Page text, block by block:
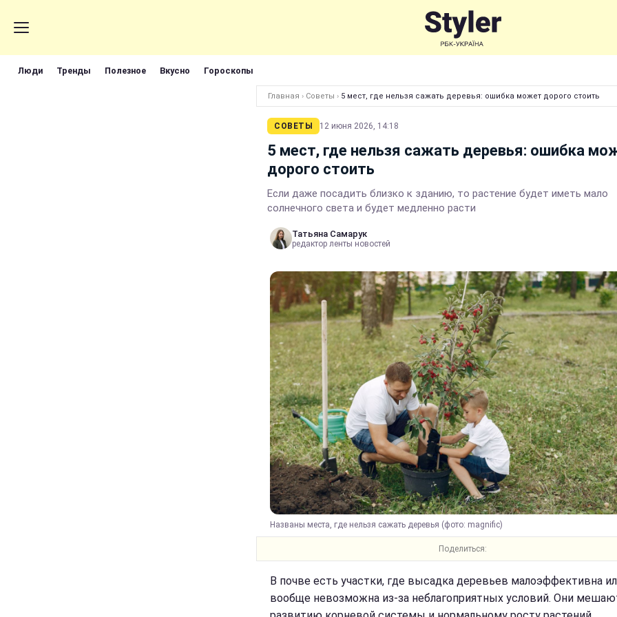
Люди Тренды Полезное Вкусно Гороскопы
Главная › Советы › 5 мест, где нельзя сажать деревья: ошибка может дорого стоить
СОВЕТЫ 12 июня 2026, 14:18
5 мест, где нельзя сажать деревья: ошибка
дорого стоить
Если даже посадить близко к зданию, то растение будет иметь мало
солнечного света и будет медленно расти
Татьяна Самарук
редактор ленты новостей
Названы места, где нельзя сажать деревья (фото: magnific)
Поделиться:
В почве есть участки, где высадка деревьев малоэффективна
вообще невозможна из-за неблагоприятных условий. Они